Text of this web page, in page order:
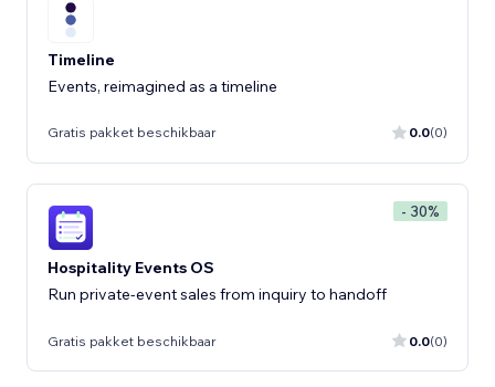
Timeline
Events, reimagined as a timeline
Gratis pakket beschikbaar 0.0(0)
- 30%
Hospitality Events OS
Run private-event sales from inquiry to handoff
Gratis pakket beschikbaar 0.0(0)